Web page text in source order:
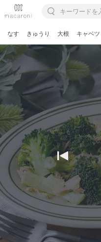
なす きゅうり 大根 キャベツ